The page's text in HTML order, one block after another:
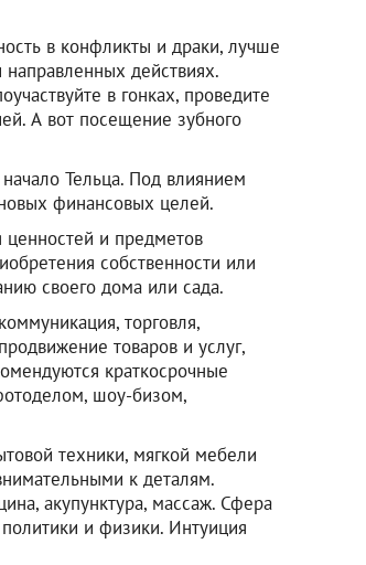
в конфликты и драки, лучше
направленных действиях.
в гонках, проведите
А вот посещение зубного
Тельца. Под влиянием
финансовых целей.
и предметов
собственности или
своего дома или сада.
торговля,
товаров и услуг,
краткосрочные
шоу-бизом,
техники, мягкой мебели
к деталям.
акупунктура, массаж. Сфера
и физики. Интуиция